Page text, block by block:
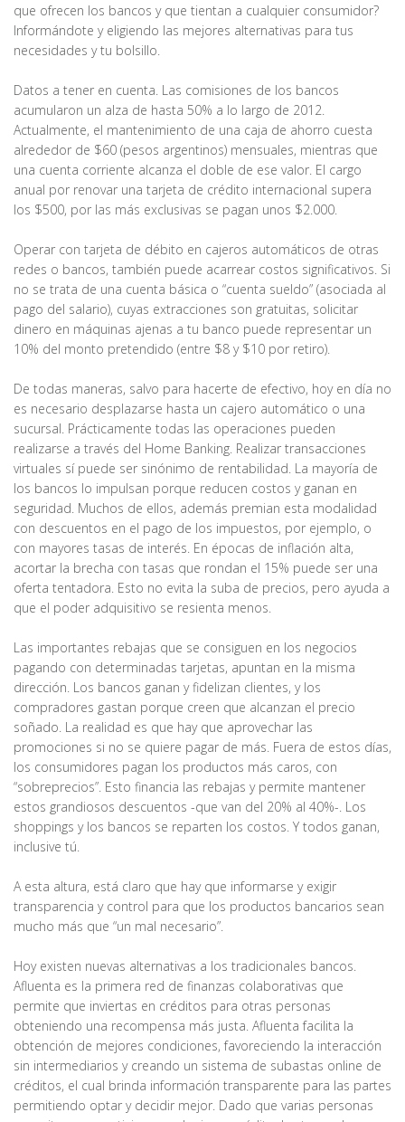
que ofrecen los bancos y que tientan a cualquier consumidor?
Informándote y eligiendo las mejores alternativas para tus
necesidades y tu bolsillo.
Datos a tener en cuenta. Las comisiones de los bancos
acumularon un alza de hasta 50% a lo largo de 2012.
Actualmente, el mantenimiento de una caja de ahorro cuesta
alrededor de $60 (pesos argentinos) mensuales, mientras que
una cuenta corriente alcanza el doble de ese valor. El cargo
anual por renovar una tarjeta de crédito internacional supera
los $500, por las más exclusivas se pagan unos $2.000.
Operar con tarjeta de débito en cajeros automáticos de otras
redes o bancos, también puede acarrear costos significativos. Si
no se trata de una cuenta básica o “cuenta sueldo” (asociada al
pago del salario), cuyas extracciones son gratuitas, solicitar
dinero en máquinas ajenas a tu banco puede representar un
10% del monto pretendido (entre $8 y $10 por retiro).
De todas maneras, salvo para hacerte de efectivo, hoy en día no
es necesario desplazarse hasta un cajero automático o una
sucursal. Prácticamente todas las operaciones pueden
realizarse a través del Home Banking. Realizar transacciones
virtuales sí puede ser sinónimo de rentabilidad. La mayoría de
los bancos lo impulsan porque reducen costos y ganan en
seguridad. Muchos de ellos, además premian esta modalidad
con descuentos en el pago de los impuestos, por ejemplo, o
con mayores tasas de interés. En épocas de inflación alta,
acortar la brecha con tasas que rondan el 15% puede ser una
oferta tentadora. Esto no evita la suba de precios, pero ayuda a
que el poder adquisitivo se resienta menos.
Las importantes rebajas que se consiguen en los negocios
pagando con determinadas tarjetas, apuntan en la misma
dirección. Los bancos ganan y fidelizan clientes, y los
compradores gastan porque creen que alcanzan el precio
soñado. La realidad es que hay que aprovechar las
promociones si no se quiere pagar de más. Fuera de estos días,
los consumidores pagan los productos más caros, con
“sobreprecios”. Esto financia las rebajas y permite mantener
estos grandiosos descuentos -que van del 20% al 40%-. Los
shoppings y los bancos se reparten los costos. Y todos ganan,
inclusive tú.
A esta altura, está claro que hay que informarse y exigir
transparencia y control para que los productos bancarios sean
mucho más que “un mal necesario”.
Hoy existen nuevas alternativas a los tradicionales bancos.
Afluenta es la primera red de finanzas colaborativas que
permite que inviertas en créditos para otras personas
obteniendo una recompensa más justa. Afluenta facilita la
obtención de mejores condiciones, favoreciendo la interacción
sin intermediarios y creando un sistema de subastas online de
créditos, el cual brinda información transparente para las partes
permitiendo optar y decidir mejor. Dado que varias personas